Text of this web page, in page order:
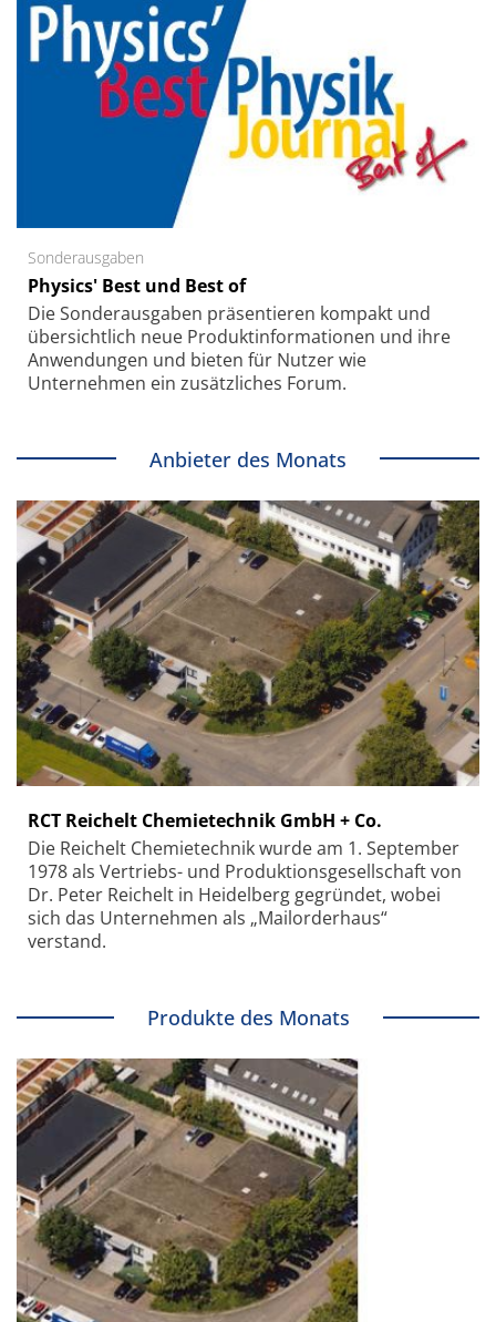
Sonderausgaben
Physics' Best und Best of
Die Sonder­ausgaben präsentieren kompakt und
übersichtlich neue Produkt­informationen und ihre
Anwendungen und bieten für Nutzer wie
Unternehmen ein zusätzliches Forum.
Anbieter des Monats
RCT Reichelt Chemietechnik GmbH + Co.
Die Reichelt Chemietechnik wurde am 1. September
1978 als Vertriebs- und Produktionsgesellschaft von
Dr. Peter Reichelt in Heidelberg gegründet, wobei
sich das Unternehmen als „Mailorderhaus“
verstand.
Produkte des Monats